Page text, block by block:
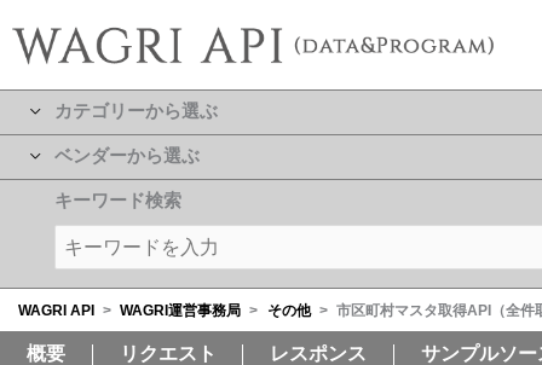
カテゴリーから選ぶ
ベンダーから選ぶ
キーワード検索
WAGRI API > WAGRI運営事務局 > その他 > 市区町村マスタ取得API（全件
概要 リクエスト レスポンス サンプルソ